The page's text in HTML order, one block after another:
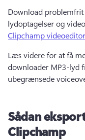
Download
lydoptagelser og
Clipchamp videoeditor
Læs videre for at få
downloader MP3-lyd
ubegrænsede
Sådan
Clipchamp